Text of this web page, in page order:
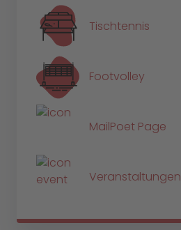
Tischtennis
Footvolley
MailPoet Page
Veranstaltungen